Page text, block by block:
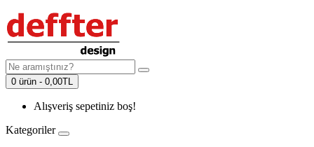
0 ürün - 0,00TL
Alışveriş sepetiniz boş!
Kategoriler